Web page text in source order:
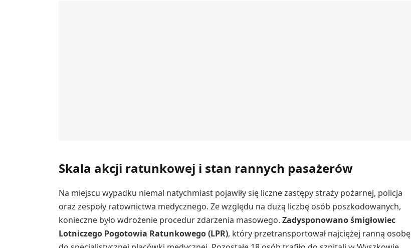
Skala akcji ratunkowej i stan rannych pasażerów
Na miejscu wypadku niemal natychmiast pojawiły się liczne zastępy straży pożarnej, policja
oraz zespoły ratownictwa medycznego. Ze względu na dużą liczbę osób poszkodowanych,
konieczne było wdrożenie procedur zdarzenia masowego.Zadysponowano śmigłowiec
Lotniczego Pogotowia Ratunkowego (LPR), który przetransportował najciężej ranną osobę